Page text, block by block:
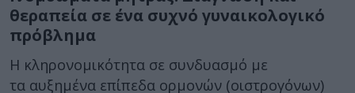
θεραπεία σε ένα συχνό γυναικολογικό
πρόβλημα
Η κληρονομικότητα σε συνδυασμό με
τα αυξημένα επίπεδα ορμονών (οιστρογόνων)